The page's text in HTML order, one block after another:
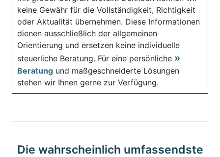
keine Gewähr für die Vollständigkeit, Richtigkeit
oder Aktualität übernehmen. Diese Informationen
dienen ausschließlich der allgemeinen
Orientierung und ersetzen keine individuelle
steuerliche Beratung. Für eine persönliche
Beratung und maßgeschneiderte Lösungen
stehen wir Ihnen gerne zur Verfügung.
Die wahrscheinlich umfassendste